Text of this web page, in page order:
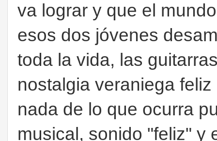
va lograr y que el
esos dos jóvenes
toda la vida, las
nostalgia veraniega
nada de lo que ocurra
musical, sonido "feliz" y